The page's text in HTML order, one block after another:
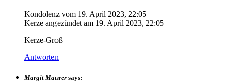
Kondolenz vom 19. April 2023, 22:05
Kerze angezündet am 19. April 2023, 22:05
Kerze-Groß
Antworten
Margit Maurer says: